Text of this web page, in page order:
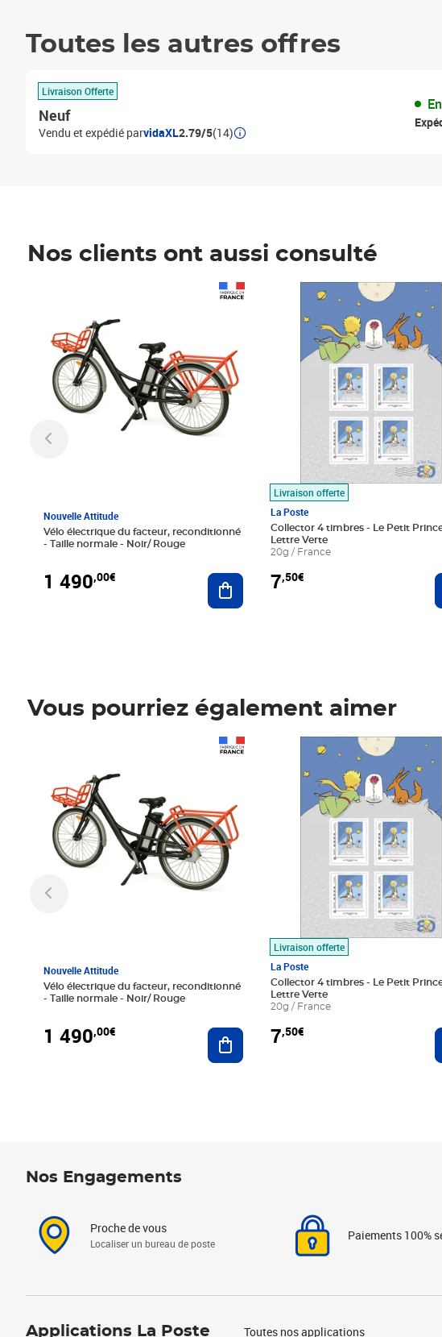
Toutes les autres offres
Livraison Offerte
Neuf
Vendu et expédié parvidaXL2.79/5(14)
Nos clients ont aussi consulté
Nouvelle Attitude
Vélo électrique du facteur, reconditionné
- Taille normale - Noir/ Rouge
1 490,00€ Ajouter au panier
Livraison offerte
La Poste
Collector 4 timbres - Le Petit
Lettre Verte
20g / France
7,50€
Prix 7,50€
Vous pourriez également aimer
Nouvelle Attitude
Vélo électrique du facteur, reconditionné
- Taille normale - Noir/ Rouge
1 490,00€ Ajouter au panier
Livraison offerte
La Poste
Collector 4 timbres - Le Petit
Lettre Verte
20g / France
7,50€
Prix 7,50€
Nos Engagements
Proche de vous
Localiser un bureau de poste
Paiements 100%
Applications La Poste Toutes nos applications